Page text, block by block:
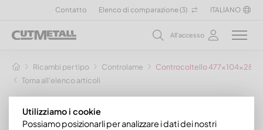
Contatto Elenco di comparazione (3) ITALIANO
All'accesso
Ricambi per tipo Controlame
Controcoltello 477x104x28
Torna all'elenco articoli
Utilizziamo i cookie
Possiamo posizionarli per analizzare i dati dei nostri